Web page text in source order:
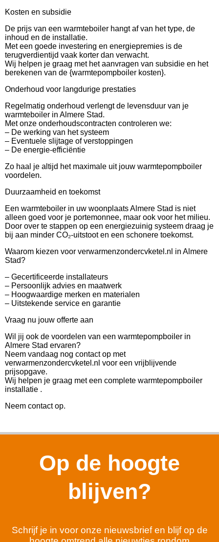
Kosten en subsidie
De prijs van een warmteboiler hangt af van het type, de
inhoud en de installatie.
Met een goede investering en energiepremies is de
terugverdientijd vaak korter dan verwacht.
Wij helpen je graag met het aanvragen van subsidie en het
berekenen van de {warmtepompboiler kosten}.
Onderhoud voor langdurige prestaties
Regelmatig onderhoud verlengt de levensduur van je
warmteboiler in Almere Stad.
Met onze onderhoudscontracten controleren we:
– De werking van het systeem
– Eventuele slijtage of verstoppingen
– De energie-efficiëntie
Zo haal je altijd het maximale uit jouw warmtepompboiler
voordelen.
Duurzaamheid en toekomst
Een warmteboiler in uw woonplaats Almere Stad is niet
alleen goed voor je portemonnee, maar ook voor het milieu.
Door over te stappen op een energiezuinig systeem draag je
bij aan minder CO₂-uitstoot en een schonere toekomst.
Waarom kiezen voor verwarmenzondercvketel.nl in Almere
Stad?
– Gecertificeerde installateurs
– Persoonlijk advies en maatwerk
– Hoogwaardige merken en materialen
– Uitstekende service en garantie
Vraag nu jouw offerte aan
Wil jij ook de voordelen van een warmtepompboiler in
Almere Stad ervaren?
Neem vandaag nog contact op met
verwarmenzondercvketel.nl voor een vrijblijvende
prijsopgave.
Wij helpen je graag met een complete warmtepompboiler
installatie .
Neem contact op.
Op de hoogte
blijven?
Schrijf je in voor onze nieuwsbrief en blijf op de